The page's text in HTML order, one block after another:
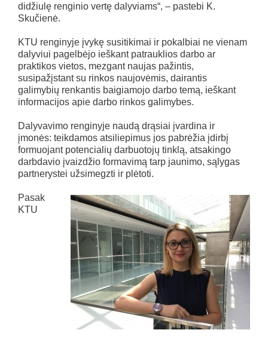
didžiulę renginio vertę dalyviams“, – pastebi K.
Skučienė.
KTU renginyje įvykę susitikimai ir pokalbiai ne vienam
dalyviui pagelbėjo ieškant patrauklios darbo ar
praktikos vietos, mezgant naujas pažintis,
susipažįstant su rinkos naujovėmis, dairantis
galimybių renkantis baigiamojo darbo temą, ieškant
informacijos apie darbo rinkos galimybes.
Dalyvavimo renginyje naudą drąsiai įvardina ir
įmonės: teikdamos atsiliepimus jos pabrėžia įdirbį
formuojant potencialių darbuotojų tinklą, atsakingo
darbdavio įvaizdžio formavimą tarp jaunimo, sąlygas
partnerystei užsimegzti ir plėtoti.
Pasak
KTU